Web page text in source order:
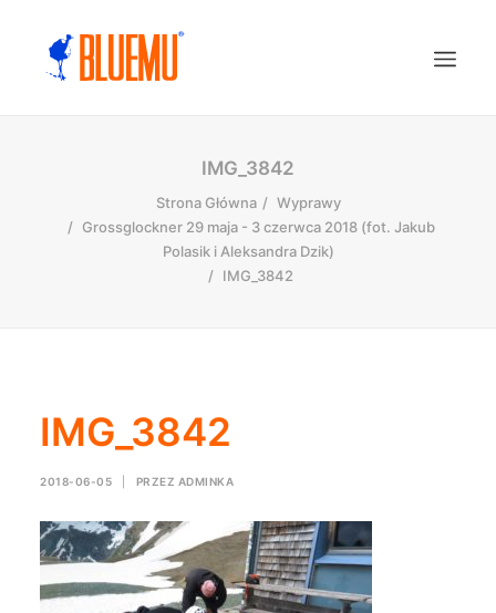
IMG_3842
Strona Główna
Wyprawy
Grossglockner 29 maja - 3 czerwca 2018 (fot. Jakub
Polasik i Aleksandra Dzik)
IMG_3842
IMG_3842
2018-06-05 PRZEZ ADMINKA